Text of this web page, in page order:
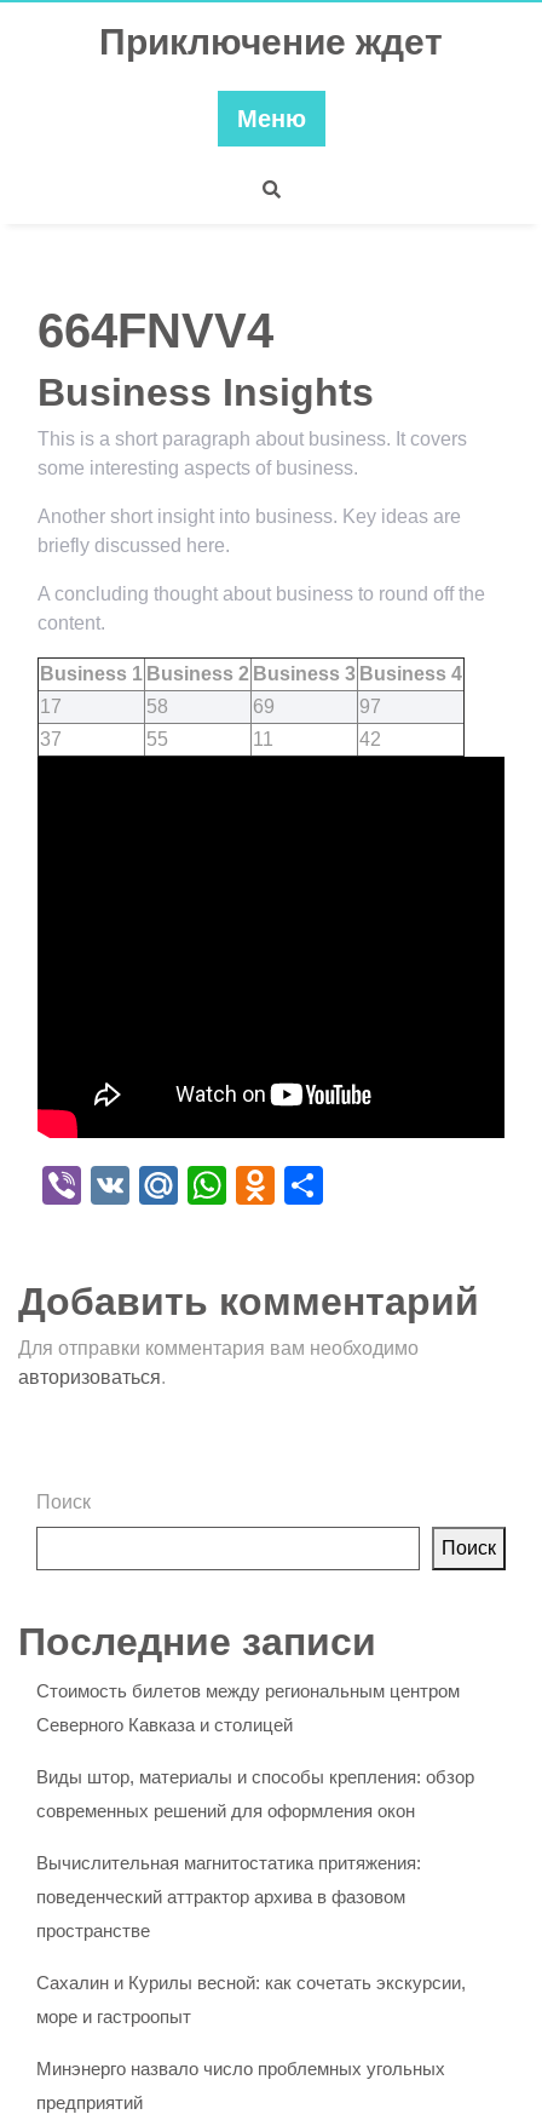
Приключение ждет
Меню
664FNVV4
Business Insights
This is a short paragraph about business. It covers
some interesting aspects of business.
Another short insight into business. Key ideas are
briefly discussed here.
A concluding thought about business to round off the
content.
Business 1 Business 2 Business 3 Business 4
17
58 69
97
37
55 11 42
Viber
VK Mail.Ru
WhatsApp
Odnoklassniki
Добавить комментарий
Для отправки комментария вам необходимо
авторизоваться.
Поиск
Поиск
Последние записи
Стоимость билетов между региональным центром
Северного Кавказа и столицей
Виды штор, материалы и способы крепления: обзор
современных решений для оформления окон
Вычислительная магнитостатика притяжения:
поведенческий аттрактор архива в фазовом
пространстве
Сахалин и Курилы весной: как сочетать экскурсии,
море и гастроопыт
Минэнерго назвало число проблемных угольных
предприятий